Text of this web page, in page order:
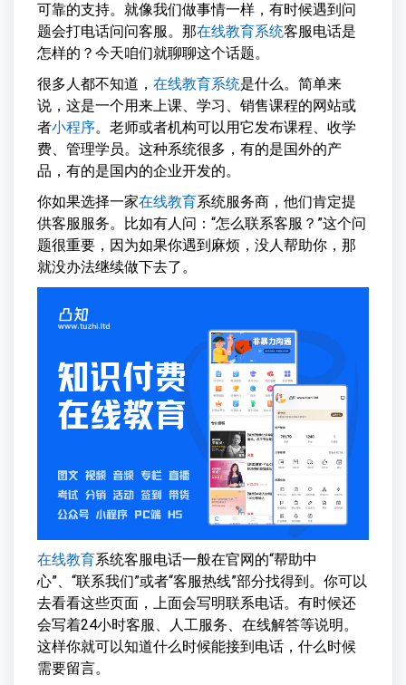
可靠的支持。就像我们做事情一样，有时候遇到问
题会打电话问问客服。那在线教育系统客服电话是
怎样的？今天咱们就聊聊这个话题。
很多人都不知道， 在线教育系统是什么。简单来
说，这是一个用来上课、学习、销售课程的网站或
者小程序。老师或者机构可以用它发布课程、收学
费、管理学员。这种系统很多，有的是国外的产
品，有的是国内的企业开发的。
你如果选择一家在线教育系统服务商，他们肯定提
供客服服务。比如有人问：“怎么联系客服？”这个问
题很重要，因为如果你遇到麻烦，没人帮助你，那
就没办法继续做下去了。
在线教育系统客服电话一般在官网的“帮助中
心”、“联系我们”或者“客服热线”部分找得到。你可以
去看看这些页面，上面会写明联系电话。有时候还
会写着24小时客服、人工服务、在线解答等说明。
这样你就可以知道什么时候能接到电话，什么时候
需要留言。